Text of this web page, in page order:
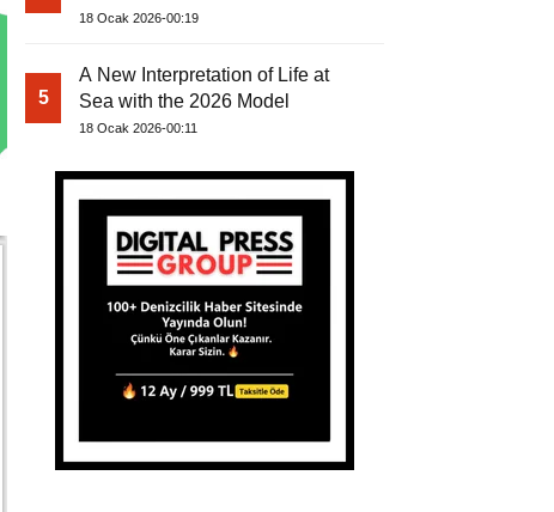
18 Ocak 2026-00:19
5
A New Interpretation of Life at
Sea with the 2026 Model
18 Ocak 2026-00:11